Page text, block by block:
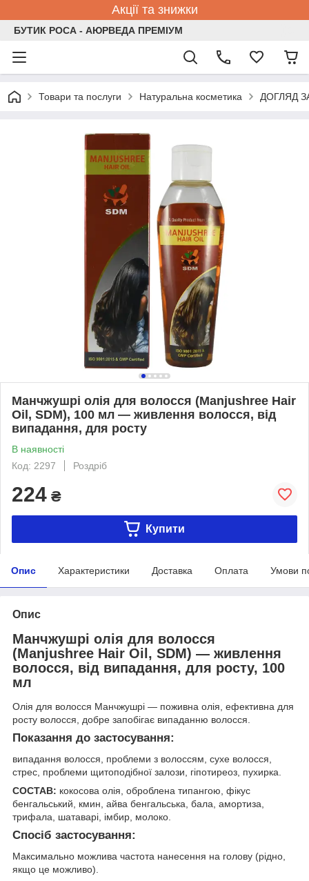
Акції та знижки
БУТИК РОСА - АЮРВЕДА ПРЕМІУМ
Товари та послуги Натуральна косметика ДОГЛЯД
Манчжушрі олія для волосся (Manjushree Hair
Oil, SDM), 100 мл — живлення волосся, від
випадання, для росту
В наявності
Код: 2297
Роздріб
224 ₴
Купити
Опис Характеристики Доставка Оплата Умови
Опис
Манчжушрі олія для волосся
(Manjushree Hair Oil, SDM) — живлення
волосся, від випадання, для росту, 100
мл
Олія для волосся Манчжушрі — поживна олія, ефективна для
росту волосся, добре запобігає випаданню волосся.
Показання до застосування:
випадання волосся, проблеми з волоссям, сухе волосся,
стрес, проблеми щитоподібної залози, гіпотиреоз, пухирка.
СОСТАВ: кокосова олія, оброблена типангою, фікус
бенгальський, кмин, айва бенгальська, бала, амортиза,
трифала, шатаварі, імбир, молоко.
Спосіб застосування:
Максимально можлива частота нанесення на голову (рідно,
якщо це можливо).